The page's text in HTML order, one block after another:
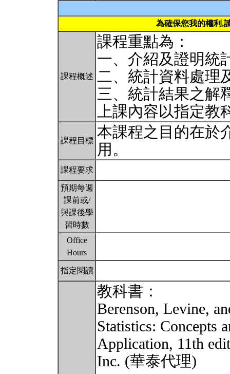
為確保您我的權利,
課程概述
課程重點為：
一、介紹及證明統
二、統計資料處理
三、統計結果之解
上課內容以指定教
課程目標 本課程之目的在於
用。
課程要求
預期每週
課前或/
與課後學
習時數
Office
Hours
指定閱讀
教科書：
Berenson, Levine,
Statistics: Concepts
Application, 11th
Inc. (華泰代理)